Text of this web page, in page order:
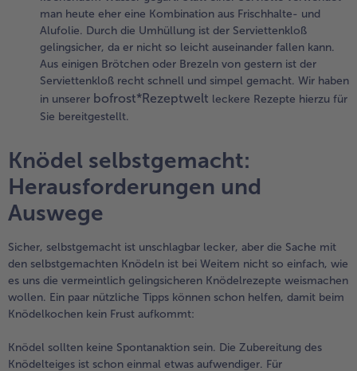
man heute eher eine Kombination aus Frischhalte- und
Alufolie. Durch die Umhüllung ist der Serviettenkloß
gelingsicher, da er nicht so leicht auseinander fallen kann.
Aus einigen Brötchen oder Brezeln von gestern ist der
Serviettenkloß recht schnell und simpel gemacht. Wir haben
in unserer bofrost*Rezeptwelt leckere Rezepte hierzu für
Sie bereitgestellt.
Knödel selbstgemacht:
Herausforderungen und
Auswege
Sicher, selbstgemacht ist unschlagbar lecker, aber die Sache mit
den selbstgemachten Knödeln ist bei Weitem nicht so einfach, wie
es uns die vermeintlich gelingsicheren Knödelrezepte weismachen
wollen. Ein paar nützliche Tipps können schon helfen, damit beim
Knödelkochen kein Frust aufkommt:
Knödel sollten keine Spontanaktion sein. Die Zubereitung des
Knödelteiges ist schon einmal etwas aufwendiger. Für